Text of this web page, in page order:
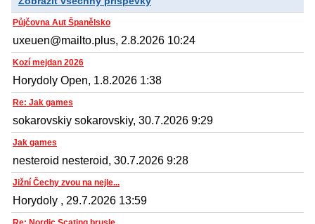
Půjčovna Aut Španělsko
uxeuen@mailto.plus, 2.8.2026 10:24
Kozí mejdan 2026
Horydoly Open, 1.8.2026 1:38
Re: Jak games
sokarovskiy sokarovskiy, 30.7.2026 9:29
Jak games
nesteroid nesteroid, 30.7.2026 9:28
Jižní Čechy zvou na nejle...
Horydoly , 29.7.2026 13:59